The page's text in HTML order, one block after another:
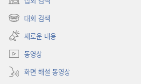
(새로운
창
대회 검색
(새로운
창
열기)
새로운 내용
동영상
화면 해설 동영상